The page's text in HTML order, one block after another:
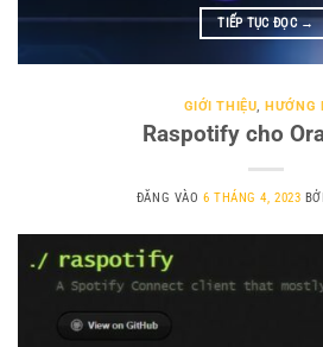
TIẾP TỤC ĐỌC→
GIỚI THIỆU,HƯỚNG
Raspotify cho
ĐĂNG VÀO 6 THÁNG 4, 2023